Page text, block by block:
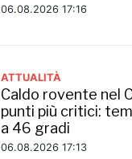
06.08.2026 17:16
ATTUALITÀ
Caldo rovente nel
punti più critici:
a 46 gradi
06.08.2026 17:13